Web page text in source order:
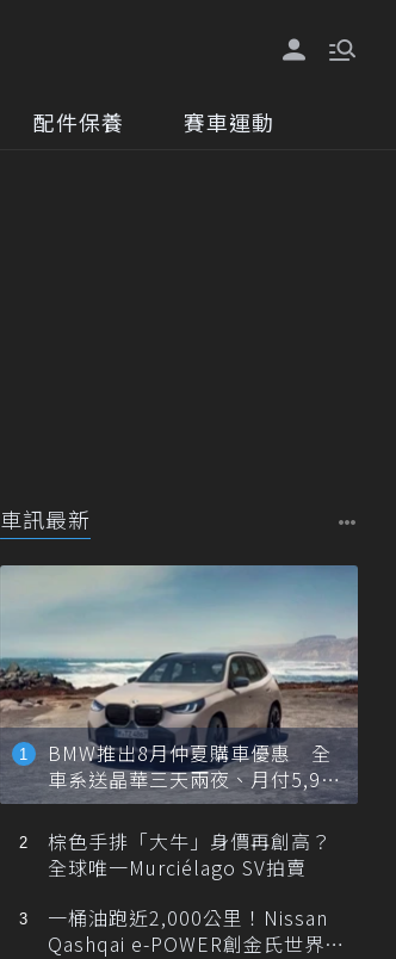
配件保養 賽車運動
車訊最新
BMW推出8月仲夏購車優惠 全
車系送晶華三天兩夜、月付5,900
元起
棕色手排「大牛」身價再創高？
全球唯一Murciélago SV拍賣
一桶油跑近2,000公里！Nissan
Qashqai e-POWER創金氏世界紀